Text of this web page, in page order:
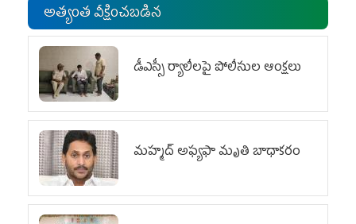
అత్యంత వీక్షించబడిన
డీఎస్సీ ర్యాలీలపై పోలీసుల ఆంక్షలు
మహ్మద్‌ అఫ్యఫా మృతి బాధాకరం